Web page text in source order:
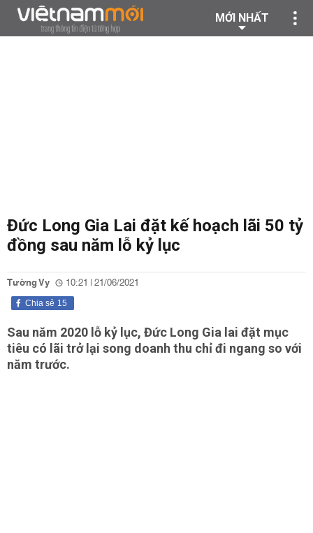
MỚI NHẤT
Đức Long Gia Lai đặt kế hoạch lãi 50 tỷ
đồng sau năm lỗ kỷ lục
Tường Vy 10:21 | 21/06/2021
15
Chia sẻ
Sau năm 2020 lỗ kỷ lục, Đức Long Gia lai đặt mục
tiêu có lãi trở lại song doanh thu chỉ đi ngang so với
năm trước.